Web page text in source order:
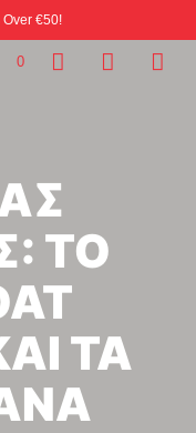
Over €50!
0
ΤΟ
ΤΑ